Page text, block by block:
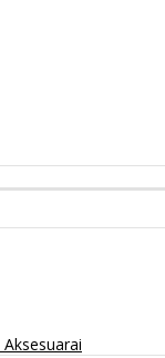
Aksesuarai